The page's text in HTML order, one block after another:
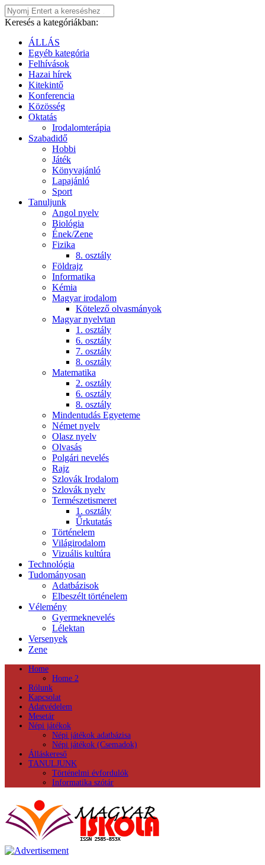
Keresés a kategóriákban:
ÁLLÁS
Egyéb kategória
Felhívások
Hazai hírek
Kitekintő
Konferencia
Közösség
Oktatás
Irodalomterápia
Szabadidő
Hobbi
Játék
Könyvajánló
Lapajánló
Sport
Tanuljunk
Angol nyelv
Biológia
Ének/Zene
Fizika
8. osztály
Földrajz
Informatika
Kémia
Magyar irodalom
Kötelező olvasmányok
Magyar nyelvtan
1. osztály
6. osztály
7. osztály
8. osztály
Matematika
2. osztály
6. osztály
8. osztály
Mindentudás Egyeteme
Német nyelv
Olasz nyelv
Olvasás
Polgári nevelés
Rajz
Szlovák Irodalom
Szlovák nyelv
Természetismeret
1. osztály
Űrkutatás
Történelem
Világirodalom
Vizuális kultúra
Technológia
Tudományosan
Adatbázisok
Elbeszélt történelem
Vélemény
Gyermeknevelés
Lélektan
Versenyek
Zene
Home
Home 2
Rólunk
Kapcsolat
Adatvédelem
Mesetár
Népi játékok
Népi játékok adatbázisa
Népi játékok (Csemadok)
Álláskereső
TANULJUNK
Történelmi évfordulók
Informatika szótár